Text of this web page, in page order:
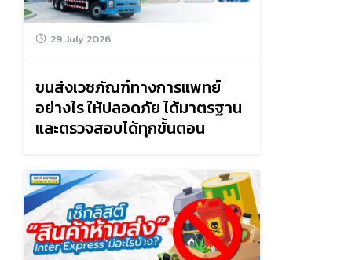
29 July 2026
ขนส่งเวชภัณฑ์ทางการแพทย์
อย่างไร ให้ปลอดภัย ได้มาตรฐาน
และตรวจสอบได้ทุกขั้นตอน